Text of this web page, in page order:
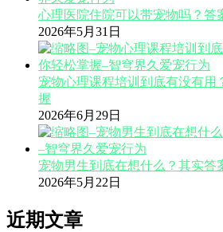
心理医院住院可以带宠物吗？答
2026年5月31日
宠物心理课程培训到底有没有用
握
2026年6月29日
宠物男生到底在想什么？其实答
2026年5月22日
近期文章